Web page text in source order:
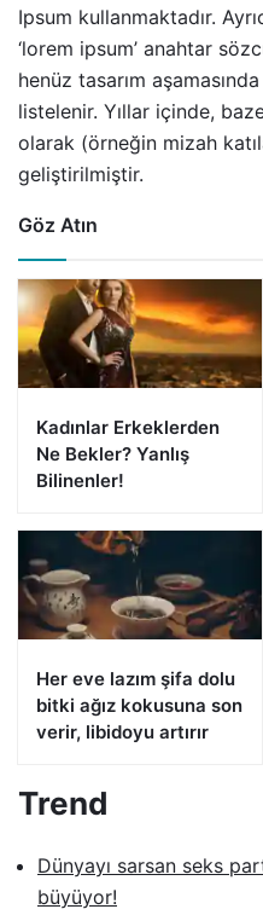
Ipsum kullanmaktadır.
‘lorem ipsum’ anahtar
henüz tasarım
listelenir. Yıllar içinde,
olarak (örneğin mizah
geliştirilmiştir.
Göz Atın
Kadınlar Erkeklerden
Ne Bekler? Yanlış
Bilinenler!
Her eve lazım şifa dolu
bitki ağız kokusuna son
verir, libidoyu artırır
Trend
Dünyayı sarsan seks
büyüyor!